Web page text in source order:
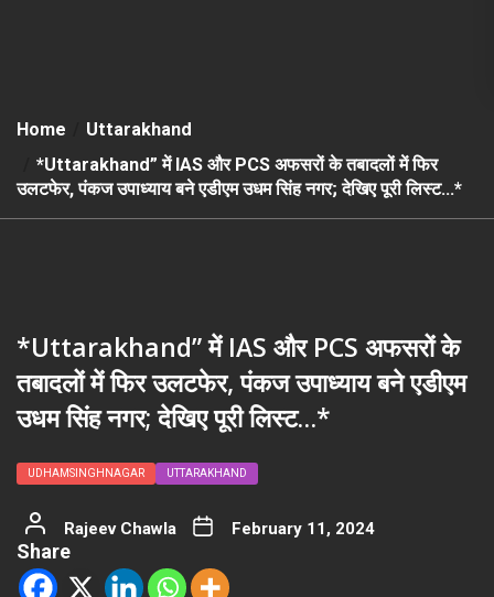
Home
Uttarakhand
*Uttarakhand” में IAS और PCS अफसरों के तबादलों में फिर
उलटफेर, पंकज उपाध्याय बने एडीएम उधम सिंह नगर; देखिए पूरी लिस्ट…*
*Uttarakhand” में IAS और PCS अफसरों के
तबादलों में फिर उलटफेर, पंकज उपाध्याय बने एडीएम
उधम सिंह नगर; देखिए पूरी लिस्ट…*
UDHAMSINGHNAGAR UTTARAKHAND
Rajeev Chawla February 11, 2024
Share